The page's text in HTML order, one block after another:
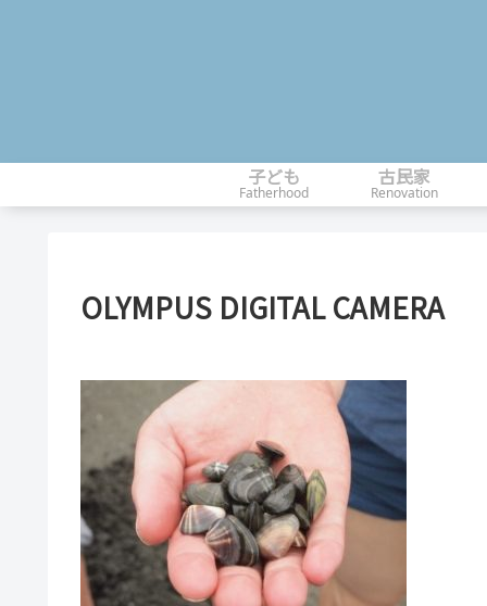
子ども
Fatherhood
古民家
Renovation
OLYMPUS DIGITAL CAMERA